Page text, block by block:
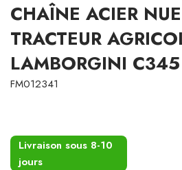
CHAÎNE ACIER
TRACTEUR
LAMBORGINI C345
FM012341
Livraison sous 8-10
jours